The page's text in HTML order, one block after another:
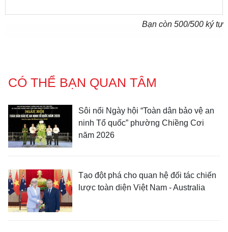
Bạn còn 500/500 ký tự
CÓ THỂ BẠN QUAN TÂM
Sôi nổi Ngày hội “Toàn dân bảo vệ an
ninh Tổ quốc” phường Chiềng Cơi
năm 2026
Tạo đột phá cho quan hệ đối tác chiến
lược toàn diện Việt Nam - Australia